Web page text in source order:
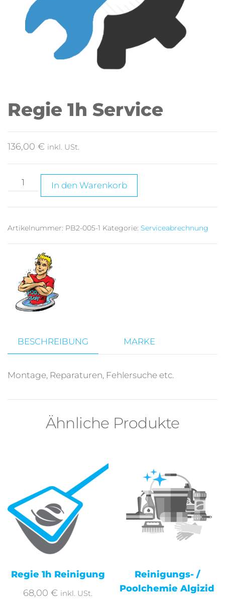
Regie 1h Service
136,00 € inkl. USt.
In den Warenkorb
l
Artikelnummer: PB2-005-1 Kategorie: Serviceabrechnung
BESCHREIBUNG MARKE
Montage, Reparaturen, Fehlersuche etc.
Ähnliche Produkte
Regie 1h Reinigung
68,00€ inkl. USt.
Reinigungs- /
Poolchemie Algizid